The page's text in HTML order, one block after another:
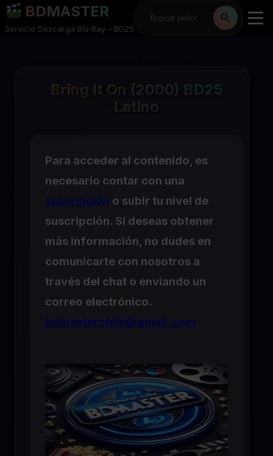
BDMASTER
Servicio Descarga Blu-Ray – BD25
Bring It On (2000) BD25
Latino
Para acceder al contenido, es
necesario contar con una
suscripción o subir tu nivel de
suscripción. Si deseas obtener
más información, no dudes en
comunicarte con nosotros a
través del chat o enviando un
correo electrónico.
bdmasterchile@gmail.com